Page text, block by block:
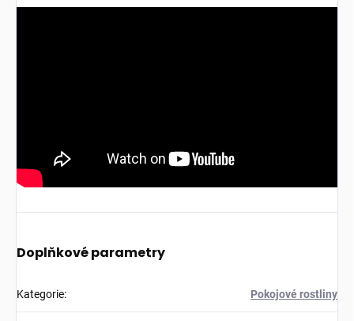
Doplňkové parametry
Kategorie: Pokojové rostliny